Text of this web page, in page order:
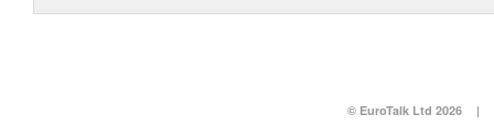
© EuroTalk Ltd 2026 |